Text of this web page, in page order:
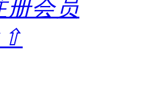
册会员